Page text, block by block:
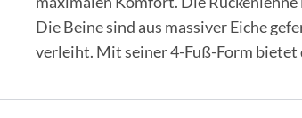
Die Beine sind aus massiver Eiche
verleiht. Mit seiner 4-Fuß-Form bietet